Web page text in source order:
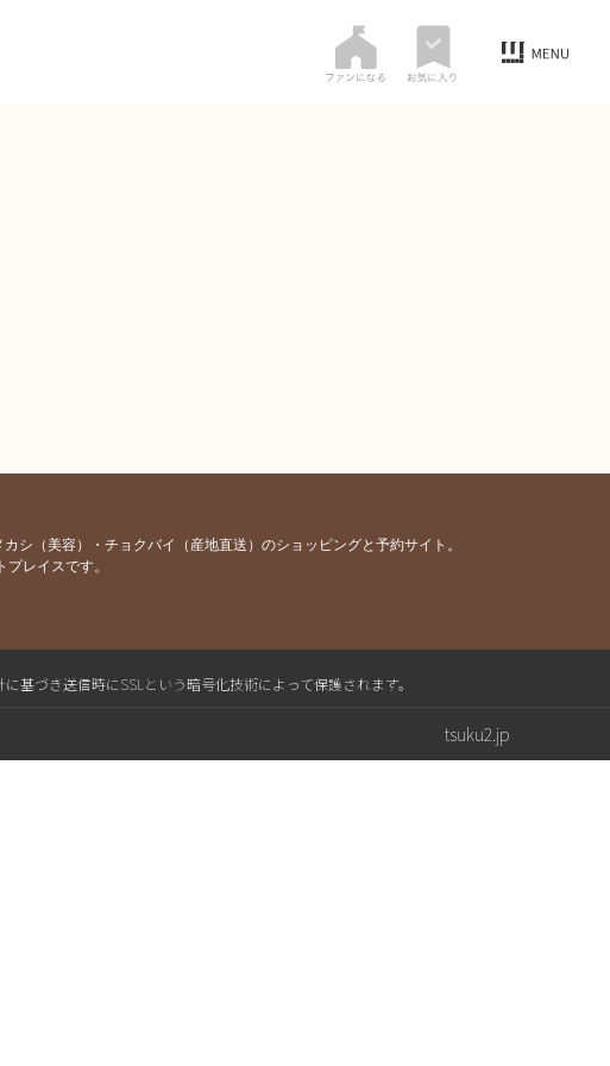
シ（美容）・チョクバイ（産地直送）のショッピングと予約サイト。
レイスです。
基づき送信時にSSLという暗号化技術によって保護されます。
tsuku2.jp